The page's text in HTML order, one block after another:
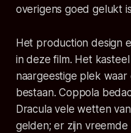
overigens goed gelukt
Het production design
in deze film. Het
naargeestige plek
bestaan. Coppola
Dracula vele wetten
gelden; er zijn